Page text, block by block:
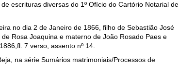
escrituras diversas do 1º Ofício do Cartório Notarial de
no dia 2 de Janeiro de 1866, filho de Sebastião José
Rosa Joaquina e materno de João Rosado Paes e
7 verso, assento nº 14.
na série Sumários matrimoniais/Processos de